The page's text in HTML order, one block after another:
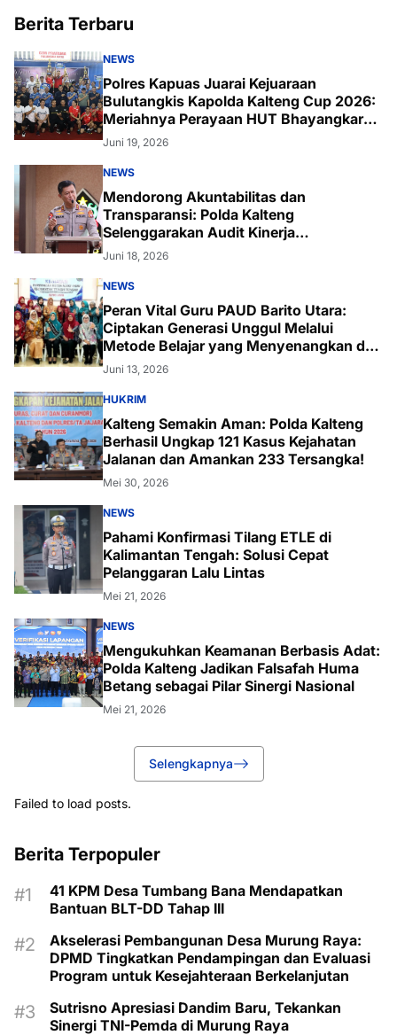
Berita Terbaru
NEWS
Polres Kapuas Juarai Kejuaraan
Bulutangkis Kapolda Kalteng Cup 2026:
Meriahnya Perayaan HUT Bhayangkara
ke-80 di Palangka Raya
Juni 19, 2026
NEWS
Mendorong Akuntabilitas dan
Transparansi: Polda Kalteng
Selenggarakan Audit Kinerja
Komprehensif Bersama Itwasum Polri
Juni 18, 2026
NEWS
Peran Vital Guru PAUD Barito Utara:
Ciptakan Generasi Unggul Melalui
Metode Belajar yang Menyenangkan dan
Inovatif
Juni 13, 2026
HUKRIM
Kalteng Semakin Aman: Polda Kalteng
Berhasil Ungkap 121 Kasus Kejahatan
Jalanan dan Amankan 233 Tersangka!
Mei 30, 2026
NEWS
Pahami Konfirmasi Tilang ETLE di
Kalimantan Tengah: Solusi Cepat
Pelanggaran Lalu Lintas
Mei 21, 2026
NEWS
Mengukuhkan Keamanan Berbasis Adat:
Polda Kalteng Jadikan Falsafah Huma
Betang sebagai Pilar Sinergi Nasional
Mei 21, 2026
Selengkapnya
Failed to load posts.
Berita Terpopuler
41 KPM Desa Tumbang Bana Mendapatkan
Bantuan BLT-DD Tahap III
Akselerasi Pembangunan Desa Murung Raya:
DPMD Tingkatkan Pendampingan dan Evaluasi
Program untuk Kesejahteraan Berkelanjutan
Sutrisno Apresiasi Dandim Baru, Tekankan
Sinergi TNI-Pemda di Murung Raya